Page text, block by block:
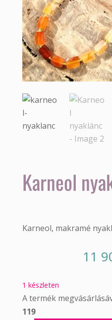
Karneol
Karneol, makramé
11
1 készleten
A termék
119